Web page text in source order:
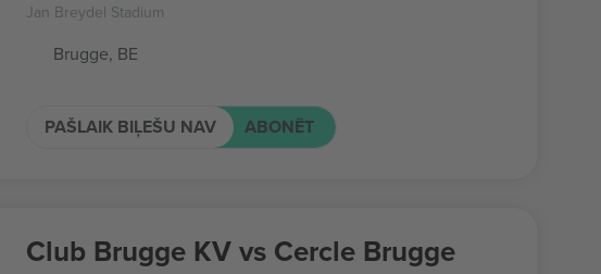
Jan Breydel Stadium
Brugge, BE
PAŠLAIK BIĻEŠU NAV ABONĒT
Club Brugge KV vs Cercle Brugge